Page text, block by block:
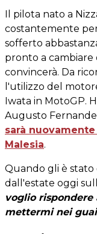
Il pilota nato a
costantemente
sofferto
pronto a cambiare
convincerà. Da
l'utilizzo del
Iwata in MotoGP.
Augusto
sarà
Malesia.
Quando gli è stato
dall'estate oggi
voglio
mettermi nei guai